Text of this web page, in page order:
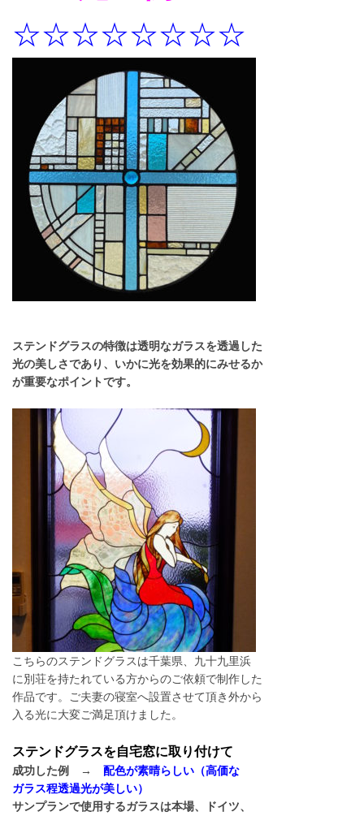
☆☆☆☆☆☆☆☆
ステンドグラスの特徴は透明なガラスを透過した
光の美しさであり、いかに光を効果的にみせるか
が重要なポイントです。
こちらのステンドグラスは千葉県、九十九里浜
に別荘を持たれている方からのご依頼で制作した
作品です。ご夫妻の寝室へ設置させて頂き外から
入る光に大変ご満足頂けました。
ステンドグラスを自宅窓に取り付けて
成功した例 → 配色が素晴らしい（高価な
ガラス程透過光が美しい）
サンプランで使用するガラスは本場、ドイツ、